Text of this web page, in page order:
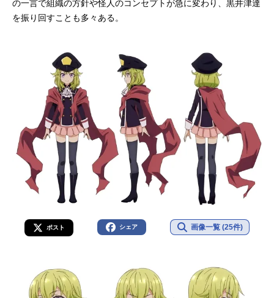
の一言で組織の方針や怪人のコンセプトが急に変わり、黒井津達
を振り回すことも多々ある。
ポスト シェア 画像一覧 (25件)